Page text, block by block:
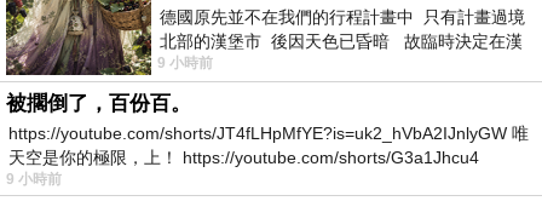
德國原先並不在我們的行程計畫中 只有計畫過境
北部的漢堡市 後因天色已昏暗 故臨時決定在漢
堡市吃晚餐和過夜
9 小時前
被擱倒了，百份百。
https://youtube.com/shorts/JT4fLHpMfYE?is=uk2_hVbA2IJnlyGW 唯
天空是你的極限，上！ https://youtube.com/shorts/G3a1Jhcu4
9 小時前